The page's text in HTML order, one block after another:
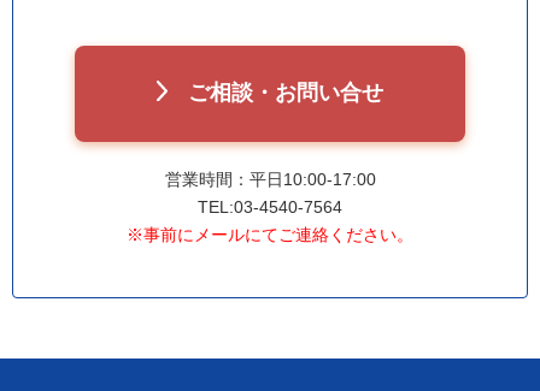
ご相談・お問い合せ
営業時間：平日10:00-17:00
TEL:03-4540-7564
※事前にメールにてご連絡ください。